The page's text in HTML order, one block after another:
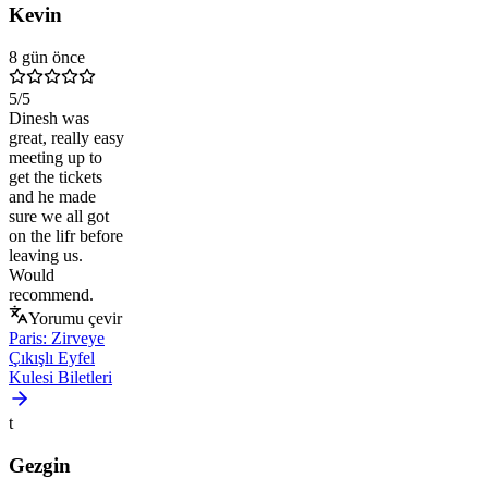
Kevin
8 gün önce
5/5
Dinesh was
great, really easy
meeting up to
get the tickets
and he made
sure we all got
on the lifr before
leaving us.
Would
recommend.
Yorumu çevir
Paris: Zirveye
Çıkışlı Eyfel
Kulesi Biletleri
t
Gezgin